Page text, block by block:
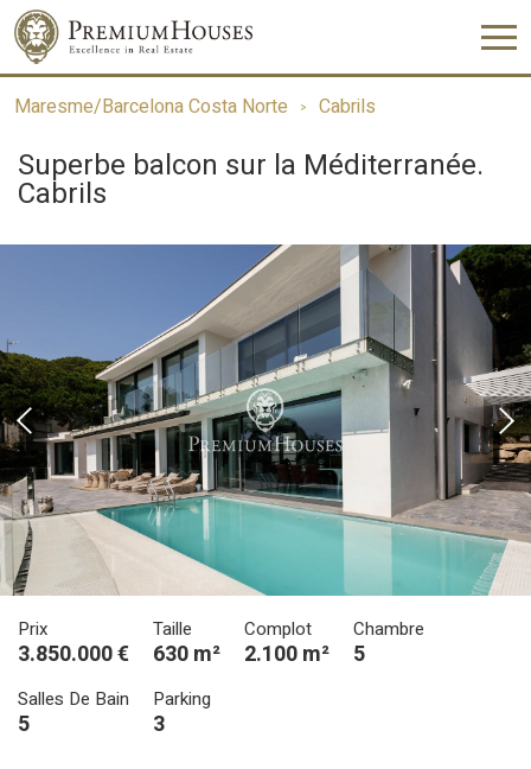
Maresme/Barcelona Costa Norte Cabrils
Superbe balcon sur la Méditerranée.
Cabrils
Prix
3.850.000 €
Taille
630 m²
Complot
2.100 m²
Chambre
5
Salles De Bain
5
Parking
3